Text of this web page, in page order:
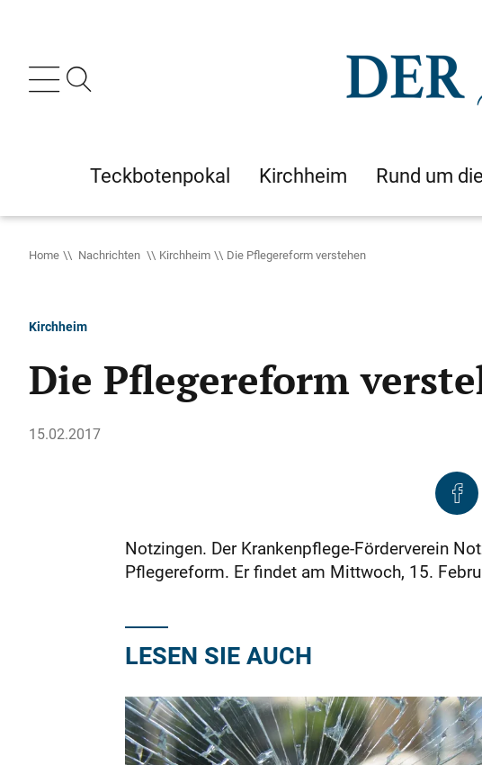
Teckbotenpokal Kirchheim Rund um
Home Nachrichten Kirchheim Die Pflegereform verstehen
Kirchheim
Die Pflegereform
15.02.2017
Notzingen. Der Krankenpflege-Förderverein
Pflegereform. Er findet am Mittwoch, 15.
LESEN SIE AUCH